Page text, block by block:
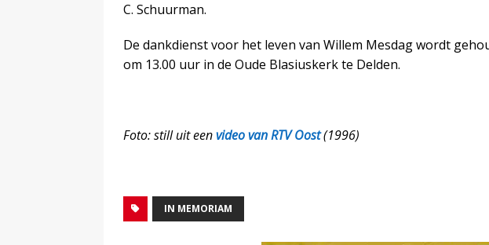
C. Schuurman.
De dankdienst voor het leven van Willem Mesdag wordt
om 13.00 uur in de Oude Blasiuskerk te Delden.
Foto: still uit eenvideo van RTV Oost(1996)
IN MEMORIAM